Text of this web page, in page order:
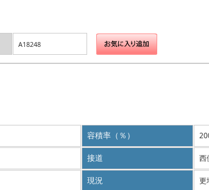
A18248
容積率（％）
接道
現況 更